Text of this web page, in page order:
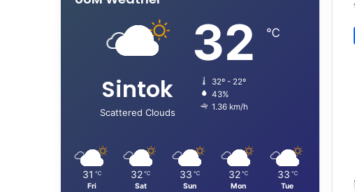
Sintok
Scattered Clouds
32 ℃
32º - 22º
43%
1.36 km/h
31 ℃
Fri
32 ℃
Sat
33 ℃
Sun
32 ℃
Mon
33 ℃
Tue